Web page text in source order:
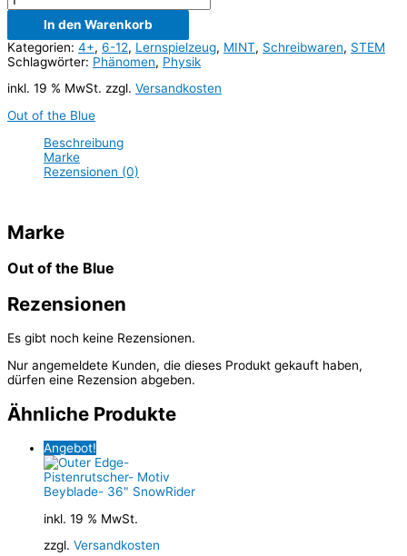
In den Warenkorb
Kategorien: 4+, 6-12, Lernspielzeug, MINT, Schreibwaren, STEM
Schlagwörter: Phänomen, Physik
inkl. 19 % MwSt. zzgl. Versandkosten
Out of the Blue
Beschreibung
Marke
Rezensionen (0)
Marke
Out of the Blue
Rezensionen
Es gibt noch keine Rezensionen.
Nur angemeldete Kunden, die dieses Produkt gekauft haben,
dürfen eine Rezension abgeben.
Ähnliche Produkte
Angebot!
inkl. 19 % MwSt.
zzgl. Versandkosten